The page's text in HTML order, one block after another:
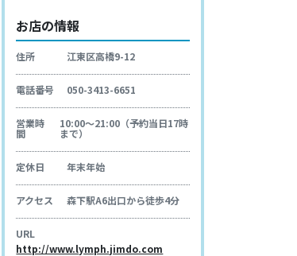
お店の情報
住所 江東区高橋9-12
電話番号 050-3413-6651
営業時
間
10:00～21:00（予約当日17時
まで）
定休日 年末年始
アクセス 森下駅A6出口から徒歩4分
URL
http://www.lymph.jimdo.com